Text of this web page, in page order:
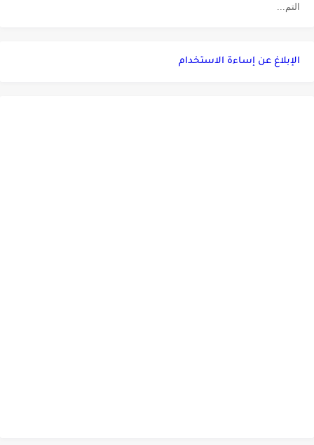
التم...
الإبلاغ عن إساءة الاستخدام